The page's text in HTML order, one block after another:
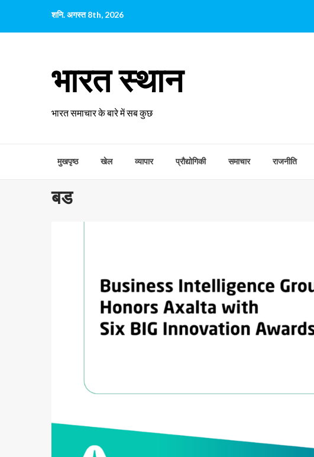
पर
शनि. अगस्त 8th, 2026
भारत स्थान
भारत समाचार के बारे में सब कुछ
मुखपृष्ठ खेल व्यापार प्रौद्योगिकी समाचार राजनीति
बड